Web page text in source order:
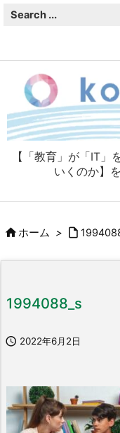
【「教育」が「IT」
いくのか】
ホーム > 
1994088_s
 2022年6月2日